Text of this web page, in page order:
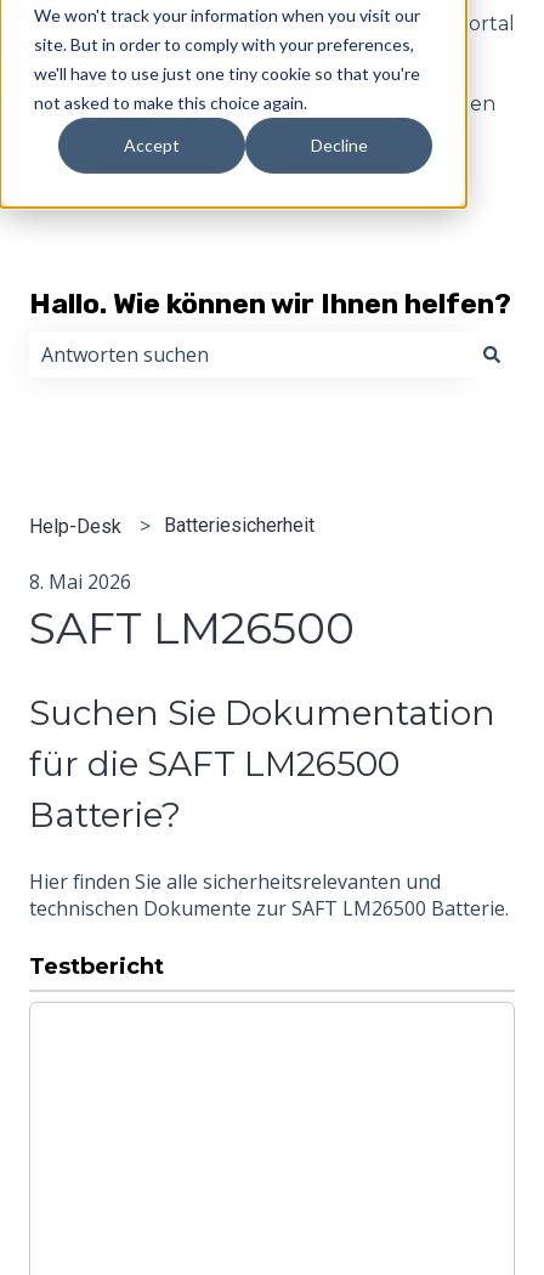
We won't track your information when you visit our
site. But in order to comply with your preferences,
we'll have to use just one tiny cookie so that you're
not asked to make this choice again.
Accept Decline
DeutschUntermenü für Übersetzungen
Kundenportal
Tickets Abmelden
Hallo. Wie können wir Ihnen helfen?
Help-Desk Batteriesicherheit
8. Mai 2026
SAFT LM26500
Suchen Sie Dokumentation
für die SAFT LM26500
Batterie?
Hier finden Sie alle sicherheitsrelevanten und
technischen Dokumente zur SAFT LM26500 Batterie.
Testbericht